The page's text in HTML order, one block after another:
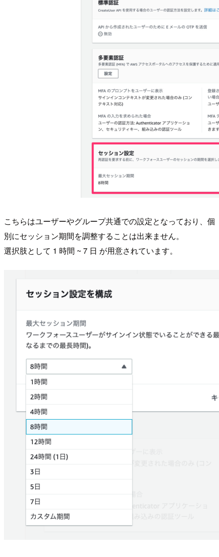
こちらはユーザーやグループ共通での設定となっており、個
別にセッション期間を調整することは出来ません。
選択肢として 1 時間 ~ 7 日 が用意されています。